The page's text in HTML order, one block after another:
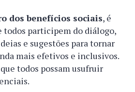
dos benefícios sociais, é
participem do diálogo,
e sugestões para tornar
mais efetivos e inclusivos.
todos possam usufruir